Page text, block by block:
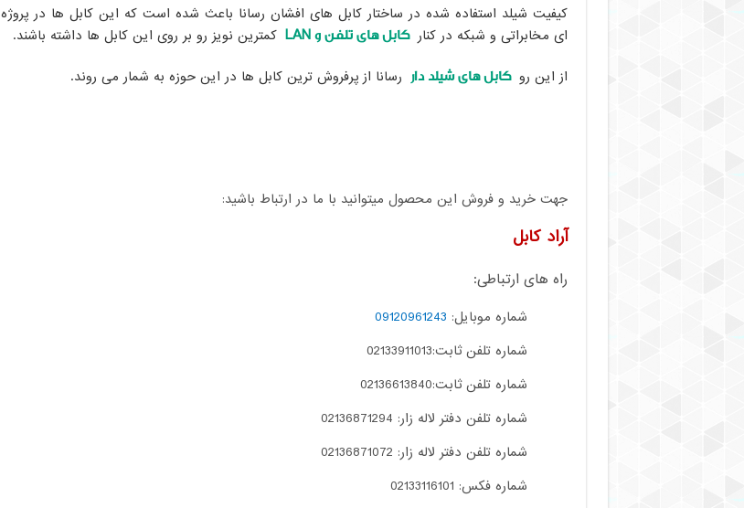
کیفیت شیلد استفاده شده در ساختار کابل های افشان رسانا باعث شده است که این کابل ها در پروژه
ای مخابراتی و شبکه در کنار کابل های تلفن وLAN کمترین نویز رو بر روی این کابل ها داشته باشند.
از این رو کابل های شیلد دار رسانا از پرفروش ترین کابل ها در این حوزه به شمار می روند.
جهت خرید و فروش این محصول میتوانید با ما در ارتباط باشید:
آراد کابل
راه های ارتباطی:
شماره موبایل: 09120961243
شماره تلفن ثابت:02133911013
شماره تلفن ثابت:02136613840
شماره تلفن دفتر لاله زار: 02136871294
شماره تلفن دفتر لاله زار: 02136871072
شماره فکس: 02133116101